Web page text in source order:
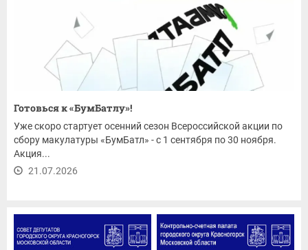
Готовься к «БумБатлу»!
Уже скоро стартует осенний сезон Всероссийской акции по
сбору макулатуры «БумБатл» - с 1 сентября по 30 ноября.
Акция...
21.07.2026